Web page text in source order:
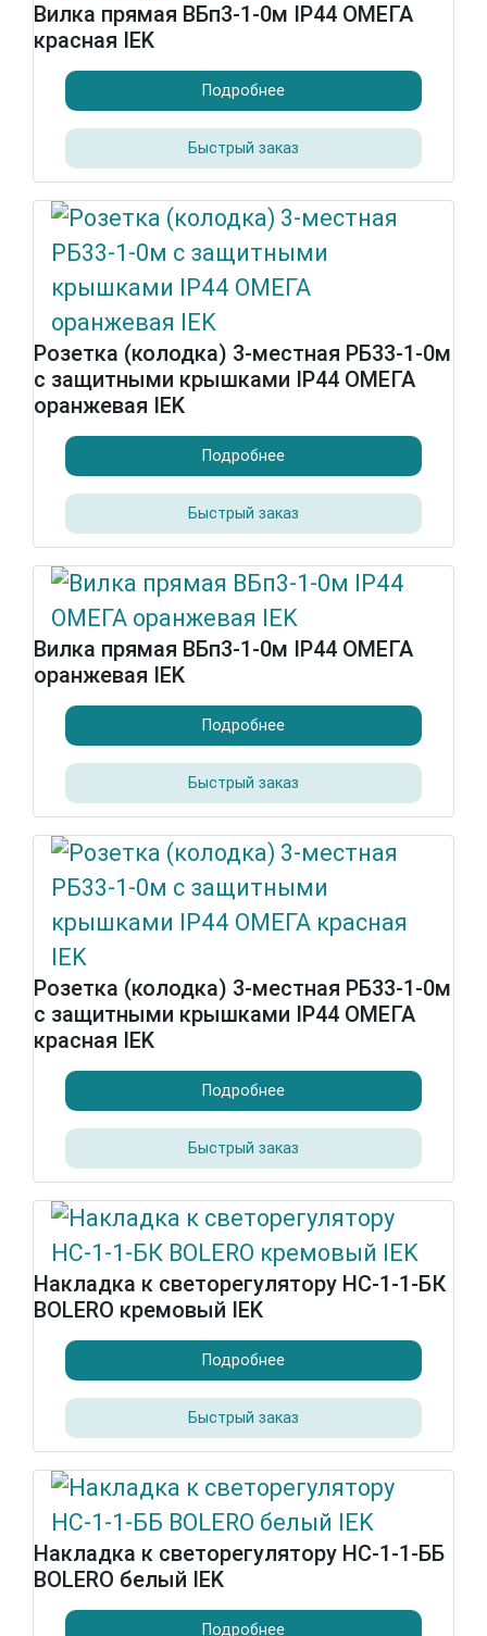
Вилка прямая ВБп3-1-0м IP44 ОМЕГА
красная IEK
Подробнее
Быстрый заказ
Розетка (колодка) 3-местная РБ33-1-0м
с защитными крышками IP44 ОМЕГА
оранжевая IEK
Подробнее
Быстрый заказ
Вилка прямая ВБп3-1-0м IP44 ОМЕГА
оранжевая IEK
Подробнее
Быстрый заказ
Розетка (колодка) 3-местная РБ33-1-0м
с защитными крышками IP44 ОМЕГА
красная IEK
Подробнее
Быстрый заказ
Накладка к светорегулятору НС-1-1-БК
BOLERO кремовый IEK
Подробнее
Быстрый заказ
Накладка к светорегулятору НС-1-1-ББ
BOLERO белый IEK
Подробнее